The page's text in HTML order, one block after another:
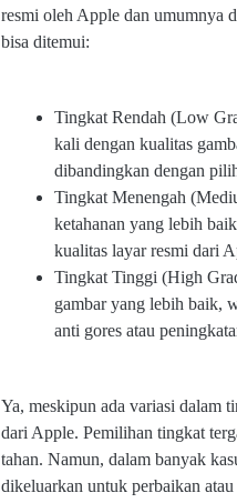
resmi oleh Apple dan umumnya
bisa ditemui:
Tingkat Rendah (Low
kali dengan kualitas
dibandingkan dengan
Tingkat Menengah
ketahanan yang lebih
kualitas layar resmi dari
Tingkat Tinggi (High
gambar yang lebih baik,
anti gores atau
Ya, meskipun ada variasi dalam
dari Apple. Pemilihan tingkat
tahan. Namun, dalam banyak
dikeluarkan untuk perbaikan